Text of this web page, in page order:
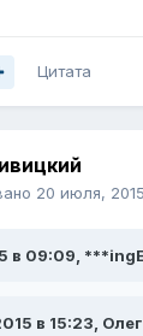
Цитата
20 июля, 2015
в 09:09,
в 15:23,